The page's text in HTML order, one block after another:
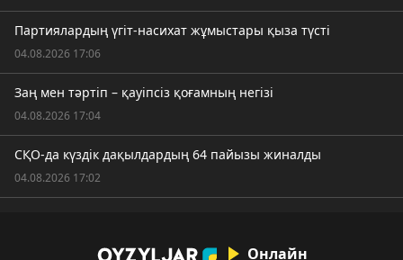
Партиялардың үгіт-насихат жұмыстары қыза түсті
04.08.2026 17:06
Заң мен тәртіп – қауіпсіз қоғамның негізі
04.08.2026 17:04
СҚО-да күздік дақылдардың 64 пайызы жиналды
04.08.2026 17:02
Онлайн